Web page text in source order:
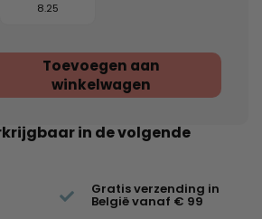
8.25
Toevoegen aan
winkelwagen
in de volgende
Gratis verzending in
België vanaf € 99